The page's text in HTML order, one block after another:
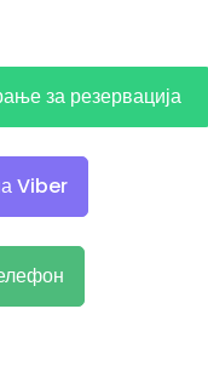
за резервација
Viber